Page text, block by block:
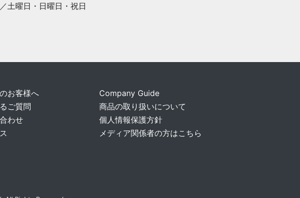
土曜日・日曜日・祝日
お客様へ
ご質問
わせ
Company Guide
商品の取り扱いについて
個人情報保護方針
メディア関係者の方はこちら